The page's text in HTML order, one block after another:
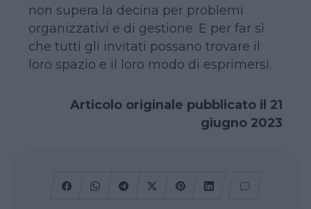
non supera la decina per problemi
organizzativi e di gestione. E per far sì
che tutti gli invitati possano trovare il
loro spazio e il loro modo di esprimersi.
Articolo originale pubblicato il 21
giugno 2023